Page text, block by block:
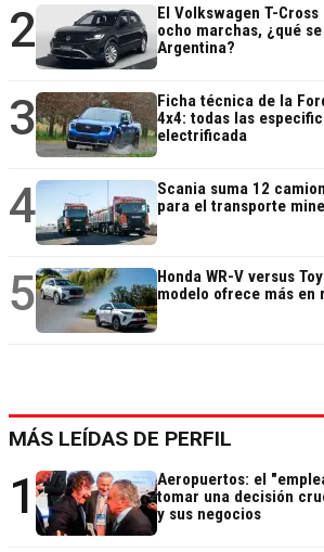
2
El Volkswagen T-
ocho marchas, ¿qué
Argentina?
3
Ficha técnica de la
4x4: todas las
electrificada
4
Scania suma 12
para el transporte
5
Honda WR-V versus
modelo ofrece más en
MÁS LEÍDAS DE PERFIL
1
Aeropuertos: el
tomar una decisión
y sus negocios